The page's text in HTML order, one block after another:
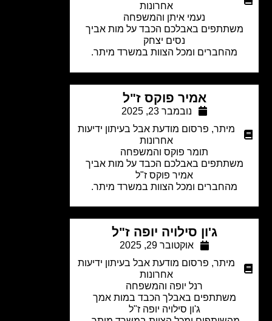
אחרונות
נעמי איתן והמשפחה
באבלכם הכבד על מות אביך
נסים יצחק
מהחברים ומכל הצוות במשרד מיתר.
אמיר פוקס ז"ל
נובמבר 23, 2025
מיתר,
פרסום מודעת אבל בעיתון ידיעות
אחרונות
תומר פוקס והמשפחה
באבלכם הכבד על מות אביך
אמיר פוקס ז"ל
מהחברים ומכל הצוות במשרד מיתר.
ג'ון סילויה יופה ז"ל
אוקטובר 29, 2025
מיתר,
פרסום מודעת אבל בעיתון ידיעות
אחרונות
רנל יופה והמשפחה
משתתפים באבלך הכבד במות אמך
ג'ון סילויה יופה ז"ל